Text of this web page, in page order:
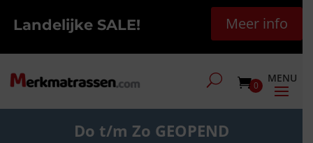
Landelijke SALE! Meer info
0
Do t/m Zo GEOPEND